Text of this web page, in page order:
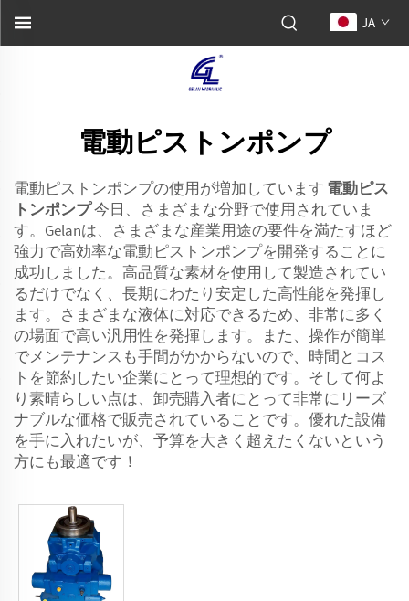
JA
電動ピストンポンプ
電動ピストンポンプの使用が増加しています 電動ピス
トンポンプ今日、さまざまな分野で使用されていま
す。Gelanは、さまざまな産業用途の要件を満たすほど
強力で高効率な電動ピストンポンプを開発することに
成功しました。高品質な素材を使用して製造されてい
るだけでなく、長期にわたり安定した高性能を発揮し
ます。さまざまな液体に対応できるため、非常に多く
の場面で高い汎用性を発揮します。また、操作が簡単
でメンテナンスも手間がかからないので、時間とコス
トを節約したい企業にとって理想的です。そして何よ
り素晴らしい点は、卸売購入者にとって非常にリーズ
ナブルな価格で販売されていることです。優れた設備
を手に入れたいが、予算を大きく超えたくないという
方にも最適です！